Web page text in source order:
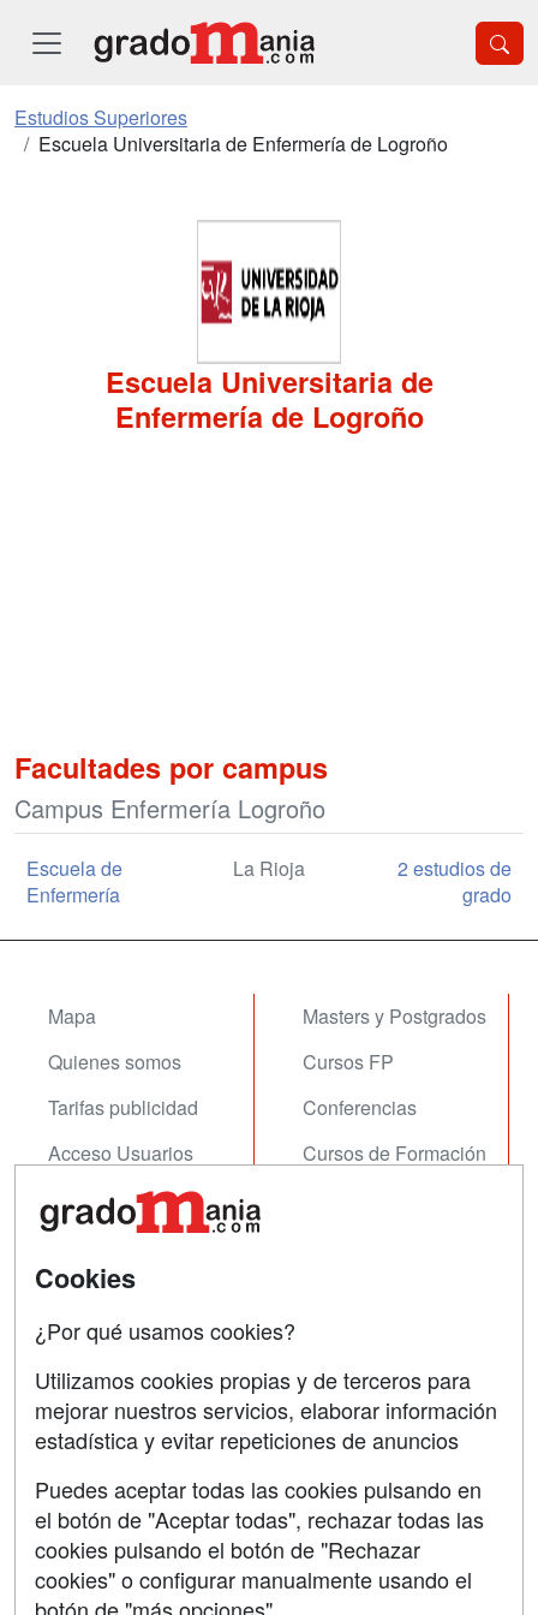
Estudios Superiores
Escuela Universitaria de Enfermería de Logroño
Escuela Universitaria de
Enfermería de Logroño
Facultades por campus
Campus Enfermería Logroño
Escuela de
Enfermería
La Rioja
2 estudios de
grado
Mapa
Quienes somos
Tarifas publicidad
Acceso Usuarios
Acceso Centros
Masters y Postgrados
Cursos FP
Conferencias
Cursos de Formación
Contactar
Copyleft
Grupo formazion:
Cookies
¿Por qué usamos cookies?
Utilizamos cookies propias y de terceros para
mejorar nuestros servicios, elaborar información
estadística y evitar repeticiones de anuncios
Puedes aceptar todas las cookies pulsando en
el botón de "Aceptar todas", rechazar todas las
cookies pulsando el botón de "Rechazar
cookies" o configurar manualmente usando el